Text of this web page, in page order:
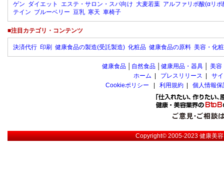
ゲン ダイエット エステ・サロン・スパ向け 大麦若葉 アルファリポ酸(αリポ
テイン ブルーベリー 豆乳 寒天 車椅子
■注目カテゴリ・コンテンツ
決済代行 印刷 健康食品の製造(受託製造) 化粧品 健康食品の原料 美容・化
健康食品 自然食品 健康用品・器具 美容
ホーム
プレスリリース
サ
Cookieポリシー
利用規約 個人情報
Copyright© 2005-2023健康美